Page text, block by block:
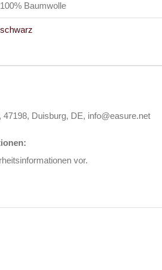
100% Baumwolle
schwarz
Duisburg, DE, info@easure.net
vor.